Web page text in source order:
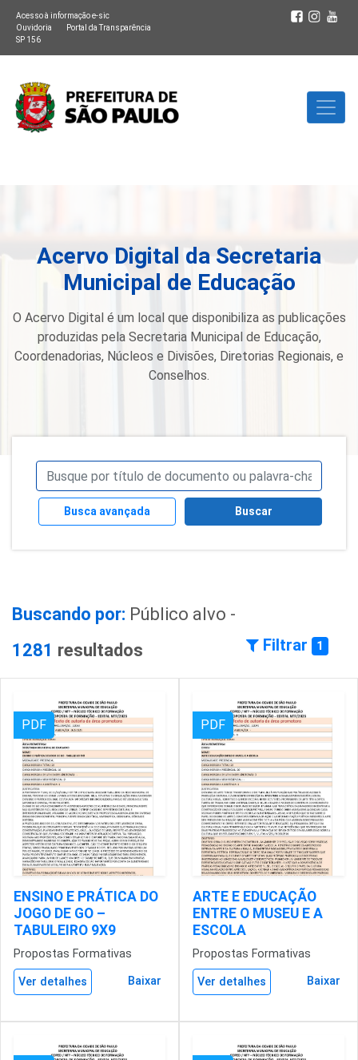
Acesso à informação e-sic
Ouvidoria
Portal da Transparência
SP 156
Acervo Digital da Secretaria
Municipal de Educação
O Acervo Digital é um local que disponibiliza as publicações
produzidas pela Secretaria Municipal de Educação,
Coordenadorias, Núcleos e Divisões, Diretorias Regionais, e
Conselhos.
Busca avançada Buscar
Buscando por: Público alvo -
1281 resultados Filtrar 1
PDF
ENSINO E PRÁTICA DO
JOGO DE GO –
TABULEIRO 9X9
Propostas Formativas
Ver detalhes Baixar
PDF
ARTE E EDUCAÇÃO
ENTRE O MUSEU E A
ESCOLA
Propostas Formativas
Ver detalhes Baixar